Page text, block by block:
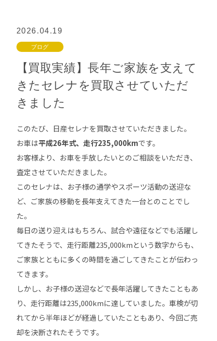
2026.04.19
ブログ
【買取実績】長年ご家族を支えて
きたセレナを買取させていただ
きました
このたび、日産セレナを買取させていただきました。
お車は平成26年式、走行235,000kmです。
お客様より、お車を手放したいとのご相談をいただき、
査定させていただきました。
このセレナは、お子様の通学やスポーツ活動の送迎な
ど、ご家族の移動を長年支えてきた一台とのことでし
た。
毎日の送り迎えはもちろん、試合や遠征などでも活躍し
てきたそうで、走行距離235,000kmという数字からも、
ご家族とともに多くの時間を過ごしてきたことが伝わっ
てきます。
しかし、お子様の送迎などで長年活躍してきたこともあ
り、走行距離は235,000kmに達していました。車検が切
れてから半年ほどが経過していたこともあり、今回ご売
却を決断されたそうです。